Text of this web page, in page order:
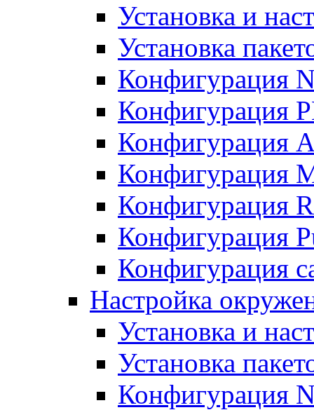
Установка и
Установка
Конфигурация
Конфигурация
Конфигурация
Конфигурация
Конфигурация
Конфигурация
Конфигурация
Настройка
Установка и
Установка
Конфигурация